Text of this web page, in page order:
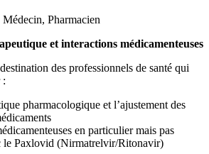
Médecin, Pharmacien
et interactions médicamenteuses
des professionnels de santé qui
:
pharmacologique et l’ajustement des
en particulier mais pas
le Paxlovid (Nirmatrelvir/Ritonavir)